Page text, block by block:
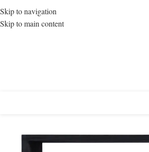
Skip to navigation
Skip to main content